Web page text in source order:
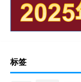
标签